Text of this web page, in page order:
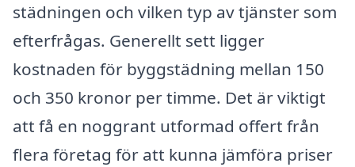
städningen och vilken typ av tjänster som
efterfrågas. Generellt sett ligger
kostnaden för byggstädning mellan 150
och 350 kronor per timme. Det är viktigt
att få en noggrant utformad offert från
flera företag för att kunna jämföra priser